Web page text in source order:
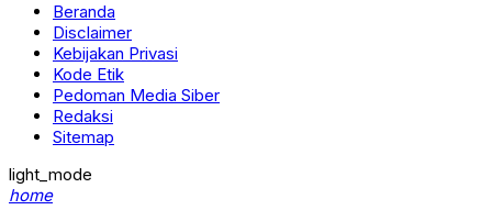
Beranda
Disclaimer
Kebijakan Privasi
Kode Etik
Pedoman Media Siber
Redaksi
Sitemap
light_mode
home